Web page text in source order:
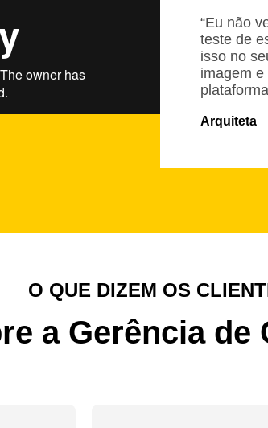
“Eu não
teste de
isso no
imagem
Arquiteta
O QUE DIZEM OS
a Gerência de